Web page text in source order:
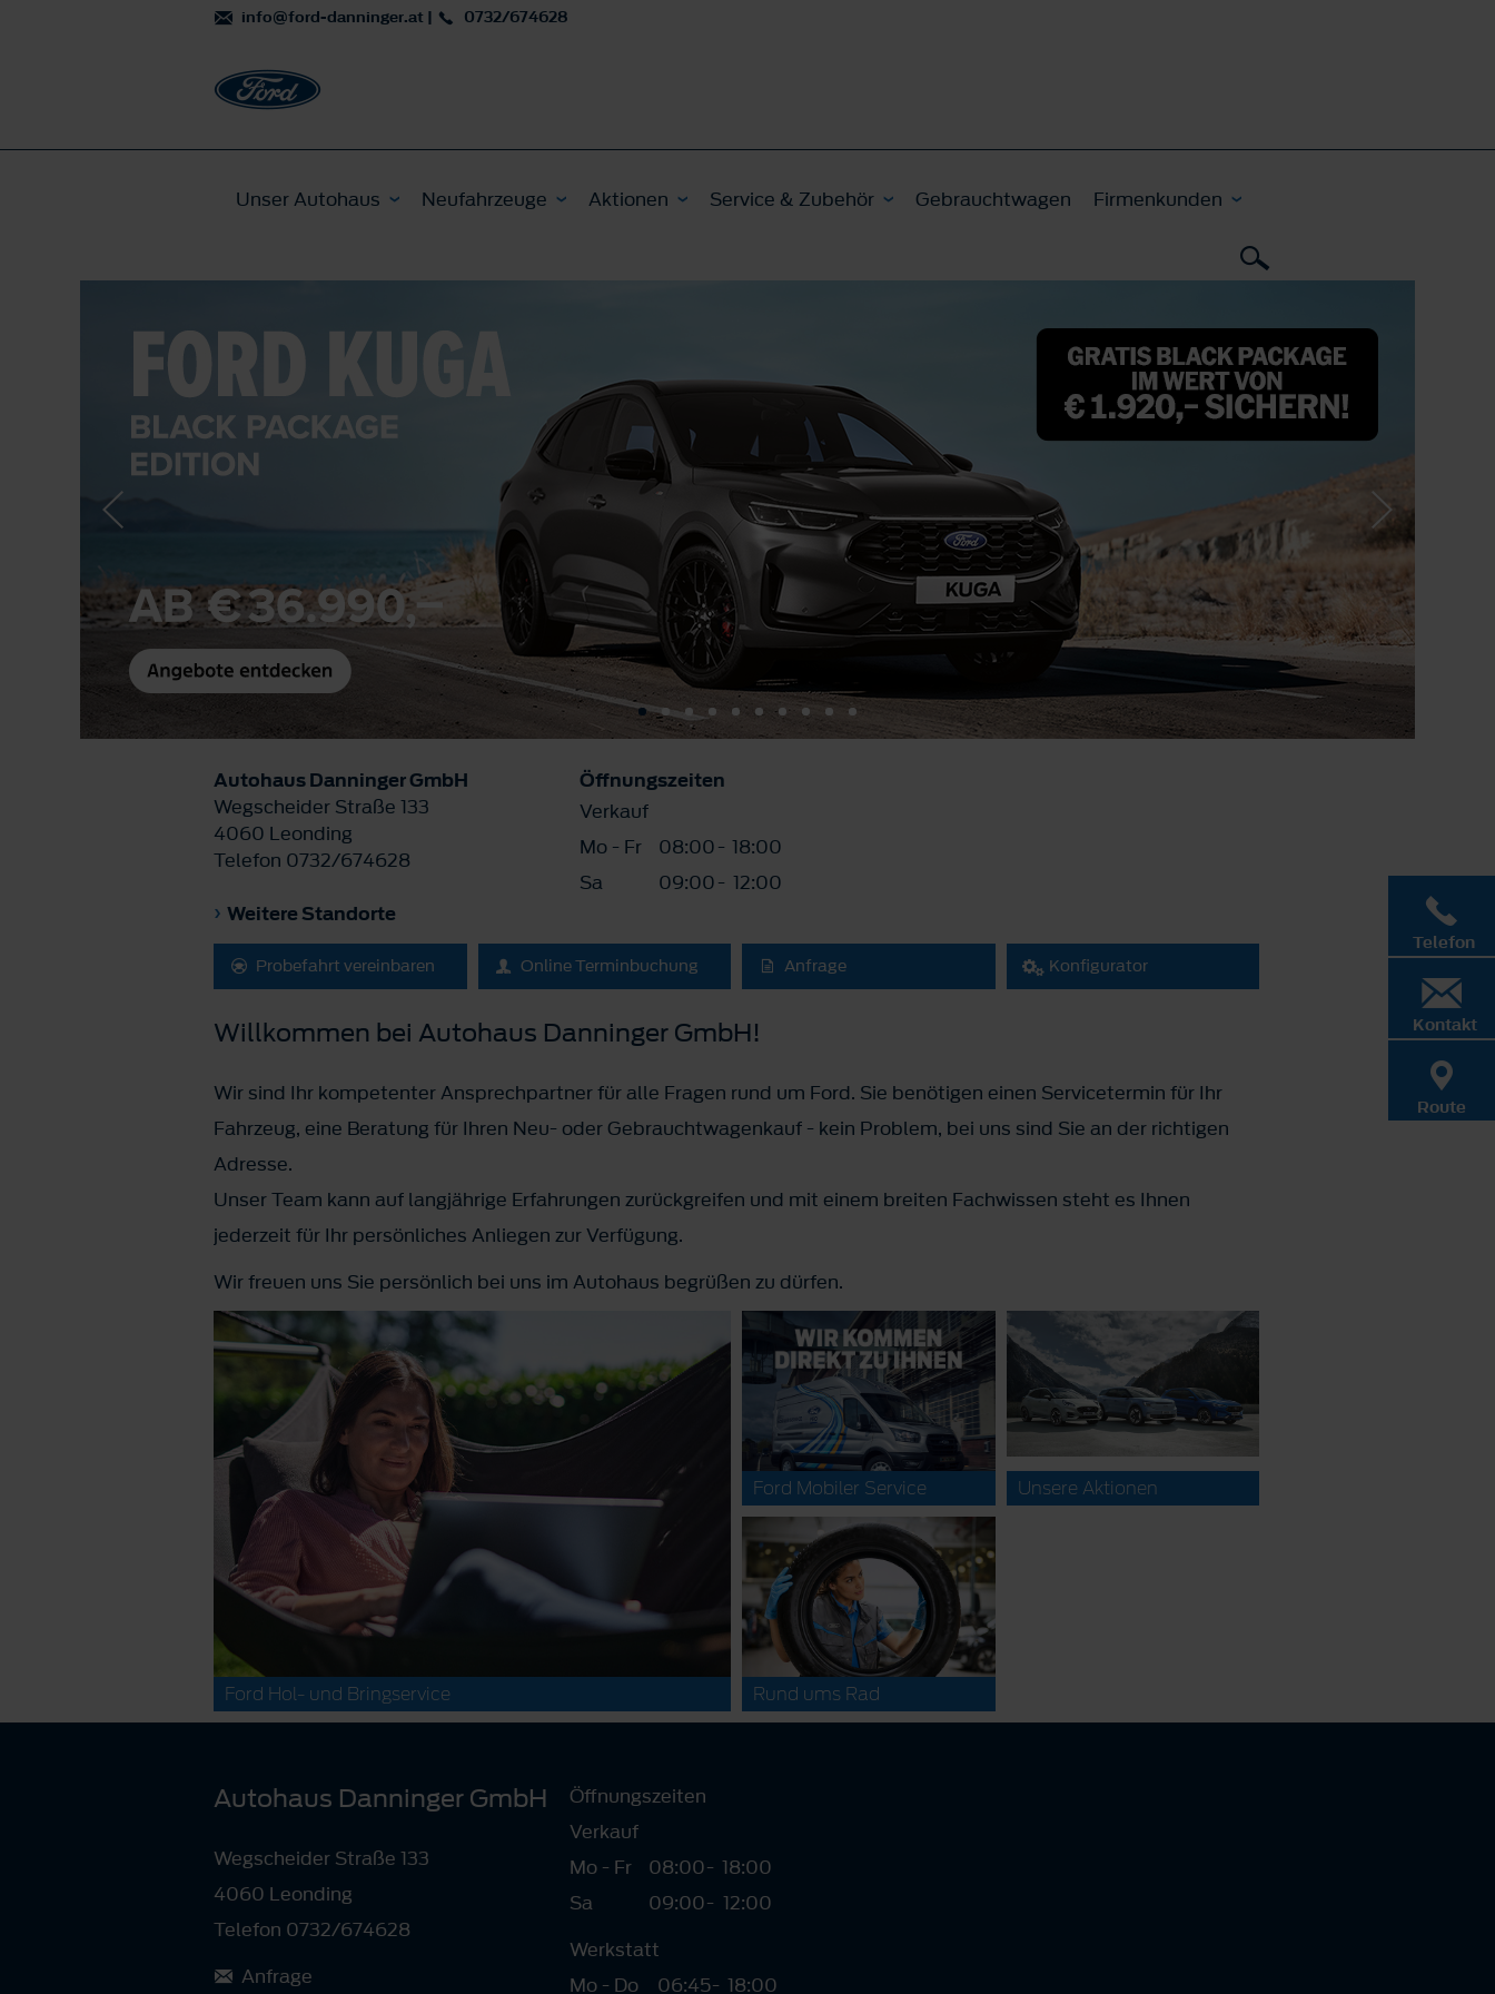
info@ford-danninger.at | 0732/674628
Unser Autohaus Neufahrzeuge Aktionen Service & Zubehör Gebrauchtwagen Firmenkunden
Autohaus Danninger GmbH
Wegscheider Straße 133
4060 Leonding
Telefon 0732/674628
Weitere Standorte
Öffnungszeiten
Verkauf
Mo - Fr
08:00- 18:00
Sa
09:00- 12:00
Probefahrt vereinbaren Online Terminbuchung Anfrage Konfigurator
Willkommen bei Autohaus Danninger GmbH!
Wir sind Ihr kompetenter Ansprechpartner für alle Fragen rund um Ford. Sie benötigen einen Servicetermin für Ihr
Fahrzeug, eine Beratung für Ihren Neu- oder Gebrauchtwagenkauf - kein Problem, bei uns sind Sie an der richtigen
Adresse.
Unser Team kann auf langjährige Erfahrungen zurückgreifen und mit einem breiten Fachwissen steht es Ihnen
jederzeit für Ihr persönliches Anliegen zur Verfügung.
Wir freuen uns Sie persönlich bei uns im Autohaus begrüßen zu dürfen.
Ford Hol- und Bringservice
Ford Mobiler Service Unsere Aktionen
Rund ums Rad
Telefon
Kontakt
Route
Autohaus Danninger GmbH
Wegscheider Straße 133
4060 Leonding
Telefon 0732/674628
Anfrage
Öffnungszeiten
Verkauf
Mo - Fr
08:00- 18:00
Sa
09:00- 12:00
Werkstatt
Mo - Do
06:45- 18:00